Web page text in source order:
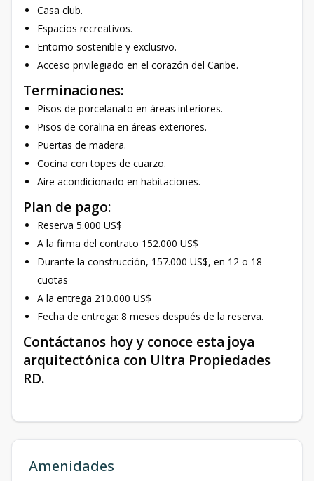
Casa club.
Espacios recreativos.
Entorno sostenible y exclusivo.
Acceso privilegiado en el corazón del Caribe.
Terminaciones:
Pisos de porcelanato en áreas interiores.
Pisos de coralina en áreas exteriores.
Puertas de madera.
Cocina con topes de cuarzo.
Aire acondicionado en habitaciones.
Plan de pago:
Reserva 5.000 US$
A la firma del contrato 152.000 US$
Durante la construcción, 157.000 US$, en 12 o 18
cuotas
A la entrega 210.000 US$
Fecha de entrega: 8 meses después de la reserva.
Contáctanos hoy y conoce esta joya
arquitectónica con Ultra Propiedades
RD.
Amenidades